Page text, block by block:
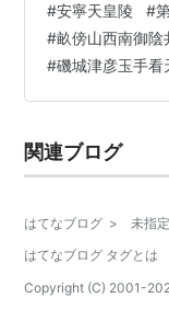
磯城津彦玉手看
「御陰井」は、
として宮内庁が
残すスポットは
中奈良 ランキン
#安寧天皇陵 #
#畝傍山西南御陰
#磯城津彦玉手看
関連ブログ
はてなブログ > 未指定
はてなブログ タグとは
Copyright (C) 2001-